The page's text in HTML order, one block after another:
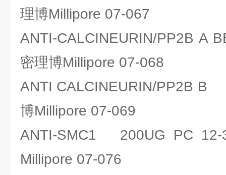
理博Millipore 07-067
ANTI-CALCINEURIN/PP2B A
密理博Millipore 07-068
ANTI CALCINEURIN/PP2B
博Millipore 07-069
ANTI-SMC1 200UG PC
Millipore 07-076